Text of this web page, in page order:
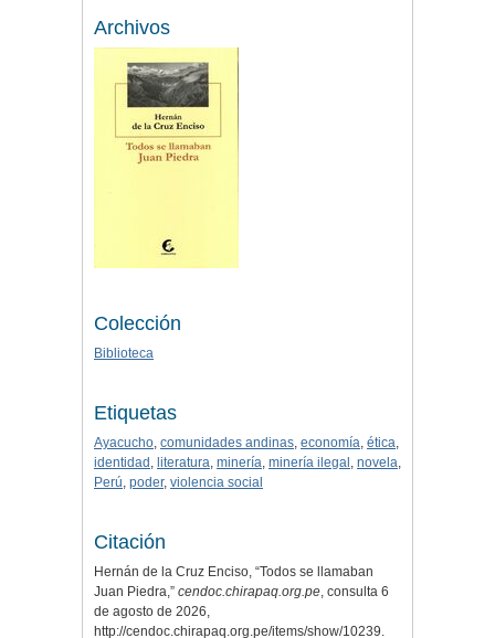
Archivos
Colección
Biblioteca
Etiquetas
Ayacucho, comunidades andinas, economía, ética,
identidad , literatura, minería, minería ilegal , novela,
Perú, poder, violencia social
Citación
Hernán de la Cruz Enciso, “Todos se llamaban
Juan Piedra,” cendoc.chirapaq.org.pe, consulta 6
de agosto de 2026,
http://cendoc.chirapaq.org.pe/items/show/10239.